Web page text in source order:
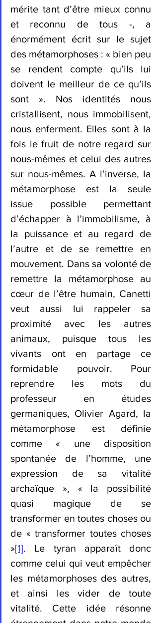
mérite tant d’être mieux connu
et reconnu de tous -, a
énormément écrit sur le sujet
des métamorphoses : « bien peu
se rendent compte qu’ils lui
doivent le meilleur de ce qu’ils
sont ». Nos identités nous
cristallisent, nous immobilisent,
nous enferment. Elles sont à la
fois le fruit de notre regard sur
nous-mêmes et celui des autres
sur nous-mêmes. A l’inverse, la
métamorphose est la seule
issue possible permettant
d’échapper à l’immobilisme, à
la puissance et au regard de
l’autre et de se remettre en
mouvement. Dans sa volonté de
remettre la métamorphose au
cœur de l’être humain, Canetti
veut aussi lui rappeler sa
proximité avec les autres
animaux, puisque tous les
vivants ont en partage ce
formidable pouvoir. Pour
reprendre les mots du
professeur en études
germaniques, Olivier Agard, la
métamorphose est définie
comme « une disposition
spontanée de l’homme, une
expression de sa vitalité
archaïque », « la possibilité
quasi magique de se
transformer en toutes choses ou
de « transformer toutes choses
»[1]. Le tyran apparaît donc
comme celui qui veut empêcher
les métamorphoses des autres,
et ainsi les vider de toute
vitalité. Cette idée résonne